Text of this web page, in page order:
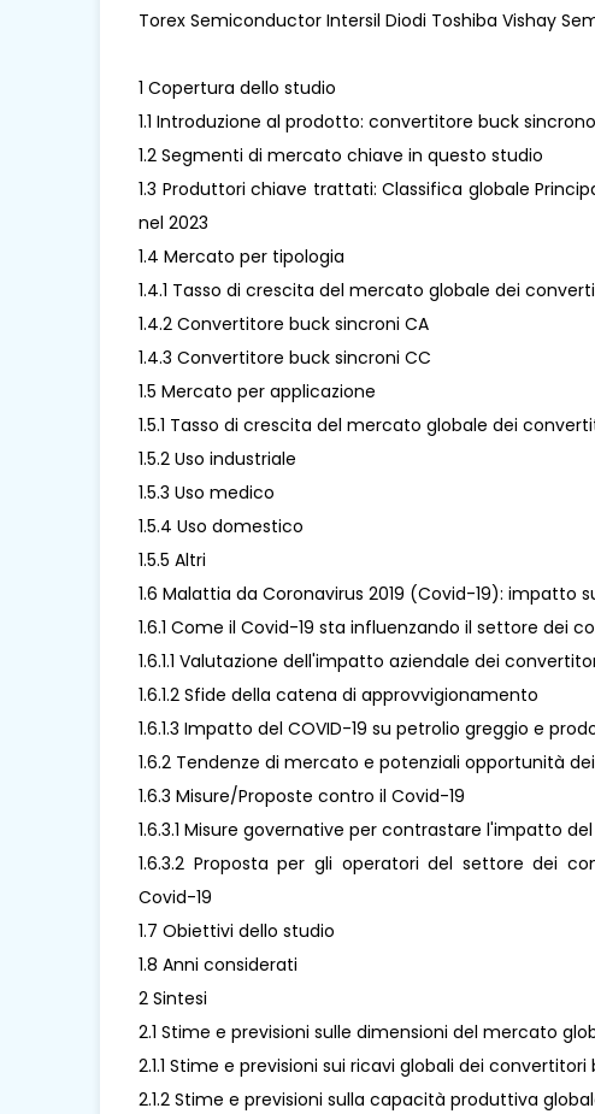
Torex Semiconductor Intersil Diodi Toshiba Vishay
1 Copertura dello studio
1.1 Introduzione al prodotto: convertitore buck sincrono
1.2 Segmenti di mercato chiave in questo studio
1.3 Produttori chiave trattati: Classifica globale
nel 2023
1.4 Mercato per tipologia
1.4.1 Tasso di crescita del mercato globale dei
1.4.2 Convertitore buck sincroni CA
1.4.3 Convertitore buck sincroni CC
1.5 Mercato per applicazione
1.5.1 Tasso di crescita del mercato globale dei
1.5.2 Uso industriale
1.5.3 Uso medico
1.5.4 Uso domestico
1.5.5 Altri
1.6 Malattia da Coronavirus 2019 (Covid-19): impatto
1.6.1 Come il Covid-19 sta influenzando il settore dei
1.6.1.1 Valutazione dell'impatto aziendale dei
1.6.1.2 Sfide della catena di approvvigionamento
1.6.1.3 Impatto del COVID-19 su petrolio greggio e
1.6.2 Tendenze di mercato e potenziali opportunità
1.6.3 Misure/Proposte contro il Covid-19
1.6.3.1 Misure governative per contrastare l'impatto
1.6.3.2 Proposta per gli operatori del settore dei
Covid-19
1.7 Obiettivi dello studio
1.8 Anni considerati
2 Sintesi
2.1 Stime e previsioni sulle dimensioni del mercato
2.1.1 Stime e previsioni sui ricavi globali dei
2.1.2 Stime e previsioni sulla capacità produttiva